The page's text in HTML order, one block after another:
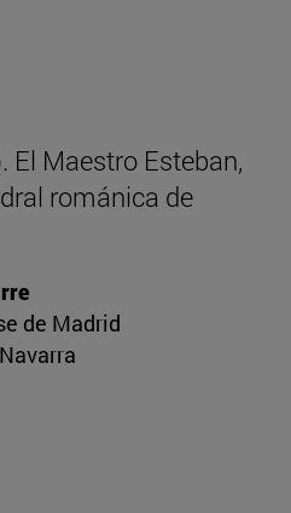
El Maestro Esteban,
románica de
de Madrid